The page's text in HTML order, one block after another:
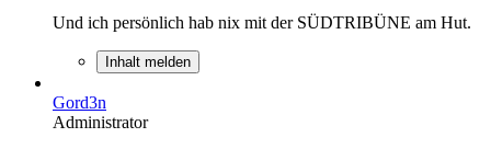
Und ich persönlich hab nix mit der SÜDTRIBÜNE am Hut.
Inhalt melden
Gord3n
Administrator